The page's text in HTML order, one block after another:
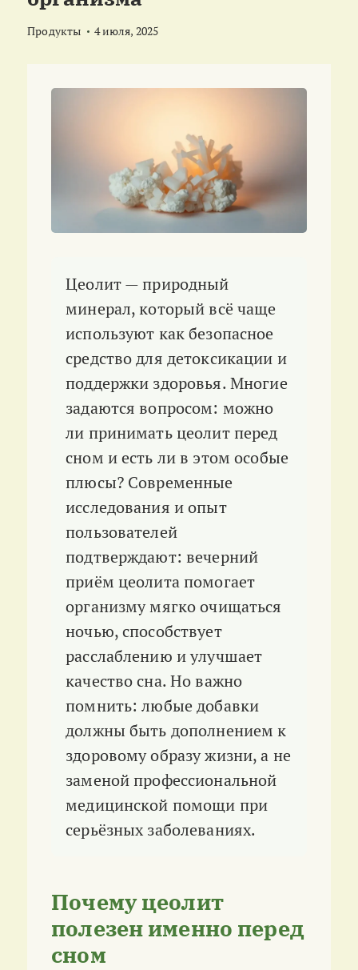
Продукты 4 июля, 2025
Цеолит — природный
минерал, который всё чаще
используют как безопасное
средство для детоксикации и
поддержки здоровья. Многие
задаются вопросом: можно
ли принимать цеолит перед
сном и есть ли в этом особые
плюсы? Современные
исследования и опыт
пользователей
подтверждают: вечерний
приём цеолита помогает
организму мягко очищаться
ночью, способствует
расслаблению и улучшает
качество сна. Но важно
помнить: любые добавки
должны быть дополнением к
здоровому образу жизни, а не
заменой профессиональной
медицинской помощи при
серьёзных заболеваниях.
Почему цеолит
полезен именно перед
сном